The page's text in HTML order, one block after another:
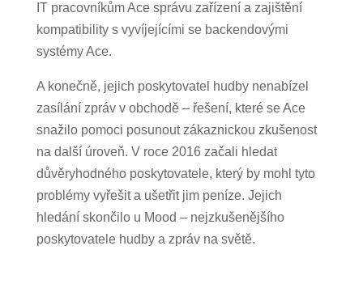
IT pracovníkům Ace správu zařízení a zajištění
kompatibility s vyvíjejícími se backendovými
systémy Ace.
A konečně, jejich poskytovatel hudby nenabízel
zasílání zpráv v obchodě – řešení, které se Ace
snažilo pomoci posunout zákaznickou zkušenost
na další úroveň. V roce 2016 začali hledat
důvěryhodného poskytovatele, který by mohl tyto
problémy vyřešit a ušetřit jim peníze. Jejich
hledání skončilo u Mood – nejzkušenějšího
poskytovatele hudby a zpráv na světě.